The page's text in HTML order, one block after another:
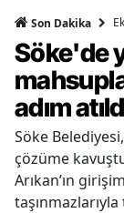
Son Dakika
Söke'de
adım
Söke
çözüme
Arıkan’ın